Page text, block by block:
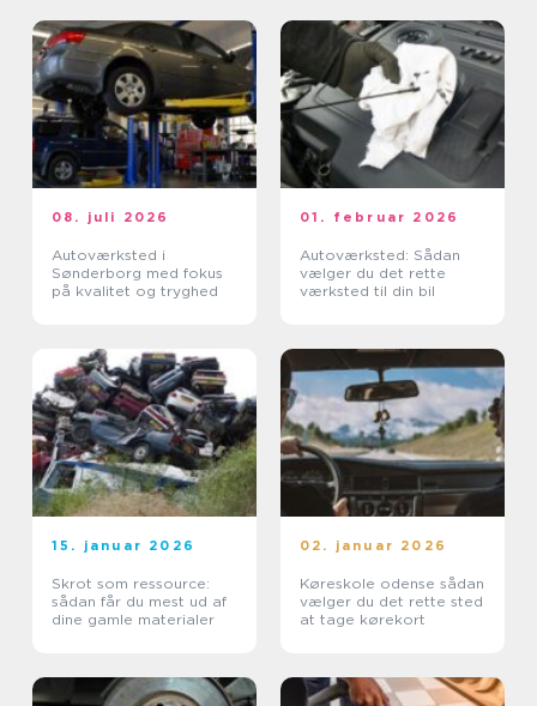
08. juli 2026
Autoværksted i
Sønderborg med fokus
på kvalitet og tryghed
01. februar 2026
Autoværksted: Sådan
vælger du det rette
værksted til din bil
15. januar 2026
Skrot som ressource:
sådan får du mest ud af
dine gamle materialer
02. januar 2026
Køreskole odense sådan
vælger du det rette sted
at tage kørekort